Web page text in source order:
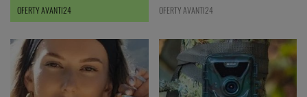
OFERTY AVANTI24 OFERTY AVANTI24